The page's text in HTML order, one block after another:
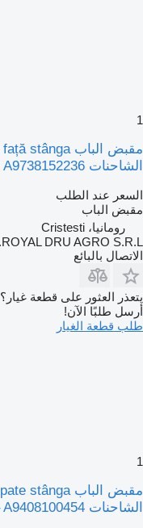
1
الشاحنات Mercedes-Benz A9408100154 / A9738152236
السعر عند الطلب
مقبض الباب
رومانيا، Cristesti
ROYAL DRU AGRO S.R.L.
الاتصال بالبائع
يتعذر العثور على قطعة غيار؟
أرسل طلبًا الآن!
طلب قطعة الغيار
1
الشاحنات Mercedes-Benz – A9408100454